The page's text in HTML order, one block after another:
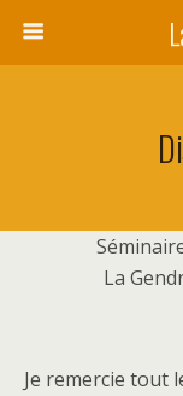
La
Je remercie tout